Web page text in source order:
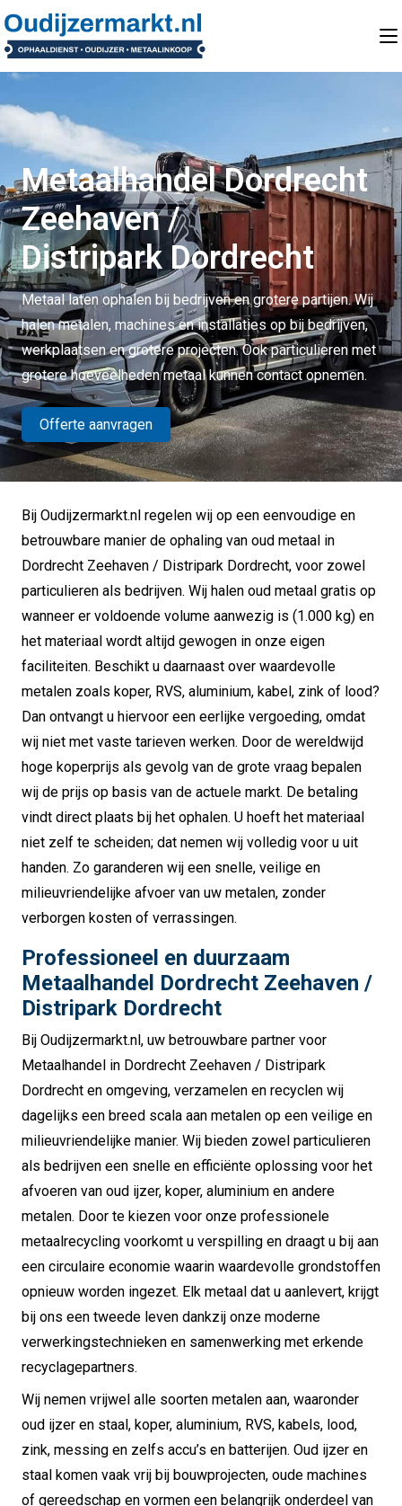
Metaalhandel Dordrecht
Zeehaven /
Distripark Dordrecht
Metaal laten ophalen bij bedrijven en grotere partijen. Wij
halen metalen, machines en installaties op bij bedrijven,
werkplaatsen en grotere projecten. Ook particulieren met
grotere hoeveelheden metaal kunnen contact opnemen.
Offerte aanvragen
Bij Oudijzermarkt.nl regelen wij op een eenvoudige en
betrouwbare manier de ophaling van oud metaal in
Dordrecht Zeehaven / Distripark Dordrecht, voor zowel
particulieren als bedrijven. Wij halen oud metaal gratis op
wanneer er voldoende volume aanwezig is (1.000 kg) en
het materiaal wordt altijd gewogen in onze eigen
faciliteiten. Beschikt u daarnaast over waardevolle
metalen zoals koper, RVS, aluminium, kabel, zink of lood?
Dan ontvangt u hiervoor een eerlijke vergoeding, omdat
wij niet met vaste tarieven werken. Door de wereldwijd
hoge koperprijs als gevolg van de grote vraag bepalen
wij de prijs op basis van de actuele markt. De betaling
vindt direct plaats bij het ophalen. U hoeft het materiaal
niet zelf te scheiden; dat nemen wij volledig voor u uit
handen. Zo garanderen wij een snelle, veilige en
milieuvriendelijke afvoer van uw metalen, zonder
verborgen kosten of verrassingen.
Professioneel en duurzaam
Metaalhandel Dordrecht Zeehaven /
Distripark Dordrecht
Bij Oudijzermarkt.nl, uw betrouwbare partner voor
Metaalhandel in Dordrecht Zeehaven / Distripark
Dordrecht en omgeving, verzamelen en recyclen wij
dagelijks een breed scala aan metalen op een veilige en
milieuvriendelijke manier. Wij bieden zowel particulieren
als bedrijven een snelle en efficiënte oplossing voor het
afvoeren van oud ijzer, koper, aluminium en andere
metalen. Door te kiezen voor onze professionele
metaalrecycling voorkomt u verspilling en draagt u bij aan
een circulaire economie waarin waardevolle grondstoffen
opnieuw worden ingezet. Elk metaal dat u aanlevert, krijgt
bij ons een tweede leven dankzij onze moderne
verwerkingstechnieken en samenwerking met erkende
recyclagepartners.
Wij nemen vrijwel alle soorten metalen aan, waaronder
oud ijzer en staal, koper, aluminium, RVS, kabels, lood,
zink, messing en zelfs accu’s en batterijen. Oud ijzer en
staal komen vaak vrij bij bouwprojecten, oude machines
of gereedschap en vormen een belangrijk onderdeel van